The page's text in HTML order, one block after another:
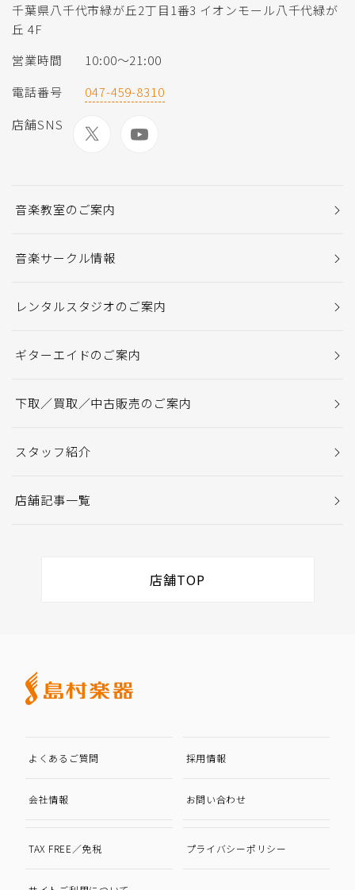
千葉県八千代市緑が丘2丁目1番3 イオンモール八千代緑が
丘 4F
営業時間
10:00～21:00
電話番号
047-459-8310
店舗SNS
音楽教室のご案内
音楽サークル情報
レンタルスタジオのご案内
ギターエイドのご案内
下取／買取／中古販売のご案内
スタッフ紹介
店舗記事一覧
店舗TOP
よくあるご質問 採用情報
会社情報 お問い合わせ
TAX FREE／免税 プライバシーポリシー